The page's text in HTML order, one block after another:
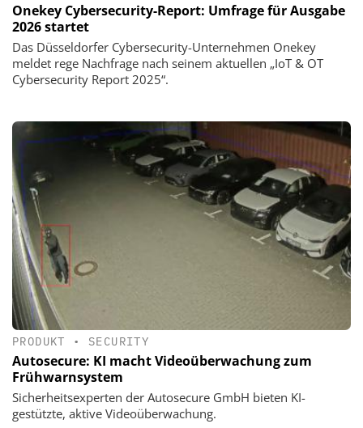
Onekey Cybersecurity-Report: Umfrage für Ausgabe
2026 startet
Das Düsseldorfer Cybersecurity-Unternehmen Onekey
meldet rege Nachfrage nach seinem aktuellen „IoT & OT
Cybersecurity Report 2025“.
PRODUKT • SECURITY
Autosecure: KI macht Videoüberwachung zum
Frühwarnsystem
Sicherheitsexperten der Autosecure GmbH bieten KI-
gestützte, aktive Videoüberwachung.